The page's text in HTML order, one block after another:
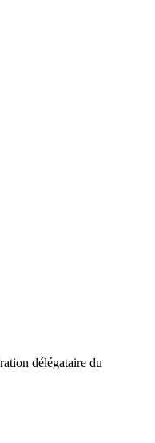
délégataire du